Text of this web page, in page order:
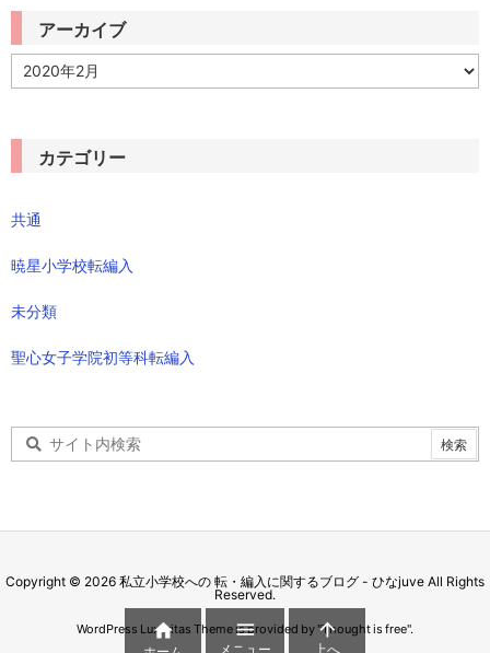
アーカイブ
ア
ー
カテゴリー
共通
暁星小学校転編入
未分類
聖心女子学院初等科転編入
Copyright © 2026 私立小学校への 転・編入に関するブログ - ひなjuve All Rights
Reserved.
WordPress Luxeritas Theme is provided by "Thought is free".
 
メニュー

上へ